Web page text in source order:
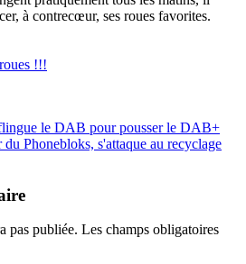
à contrecœur, ses roues favorites.
!!!
le DAB pour pousser le DAB+
Phonebloks, s'attaque au recyclage
pas publiée. Les champs obligatoires